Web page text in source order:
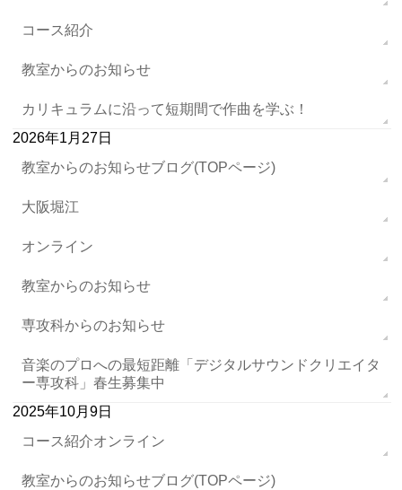
コース紹介
教室からのお知らせ
カリキュラムに沿って短期間で作曲を学ぶ！
2026年1月27日
教室からのお知らせブログ(TOPページ)
大阪堀江
オンライン
教室からのお知らせ
専攻科からのお知らせ
音楽のプロへの最短距離「デジタルサウンドクリエイタ
ー専攻科」春生募集中
2025年10月9日
コース紹介オンライン
教室からのお知らせブログ(TOPページ)